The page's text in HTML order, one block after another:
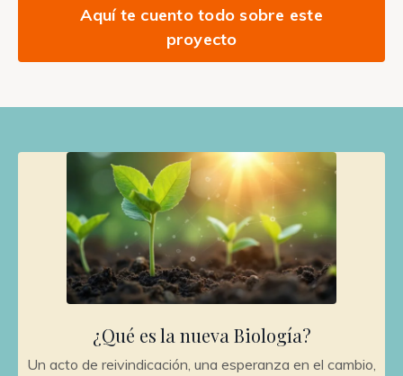
Aquí te cuento todo sobre este
proyecto
¿Qué es la nueva Biología?
Un acto de reivindicación, una esperanza en el cambio,